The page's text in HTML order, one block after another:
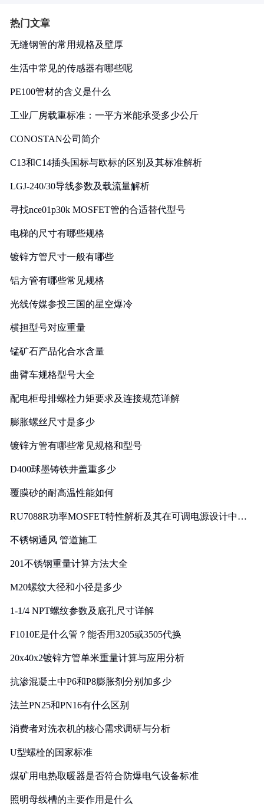
热门文章
无缝钢管的常用规格及壁厚
生活中常见的传感器有哪些呢
PE100管材的含义是什么
工业厂房载重标准：一平方米能承受多少公斤
CONOSTAN公司简介
C13和C14插头国标与欧标的区别及其标准解析
LGJ-240/30导线参数及载流量解析
寻找nce01p30k MOSFET管的合适替代型号
电梯的尺寸有哪些规格
镀锌方管尺寸一般有哪些
铝方管有哪些常见规格
光线传媒参投三国的星空爆冷
横担型号对应重量
锰矿石产品化合水含量
曲臂车规格型号大全
配电柜母排螺栓力矩要求及连接规范详解
膨胀螺丝尺寸是多少
镀锌方管有哪些常见规格和型号
D400球墨铸铁井盖重多少
覆膜砂的耐高温性能如何
RU7088R功率MOSFET特性解析及其在可调电源设计中的
不锈钢通风 管道施工
201不锈钢重量计算方法大全
M20螺纹大径和小径是多少
1-1/4 NPT螺纹参数及底孔尺寸详解
F1010E是什么管？能否用3205或3505代换
20x40x2镀锌方管单米重量计算与应用分析
抗渗混凝土中P6和P8膨胀剂分别加多少
法兰PN25和PN16有什么区别
消费者对洗衣机的核心需求调研与分析
U型螺栓的国家标准
煤矿用电热取暖器是否符合防爆电气设备标准
照明母线槽的主要作用是什么